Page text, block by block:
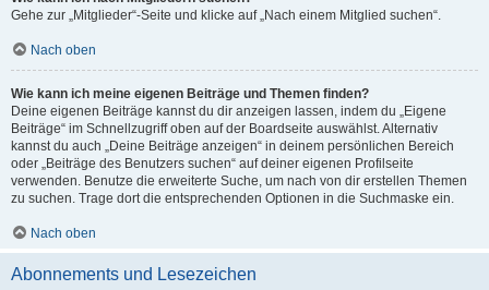
Gehe zur „Mitglieder“-Seite und klicke auf „Nach einem Mitglied suchen“.
Nach oben
Wie kann ich meine eigenen Beiträge und Themen finden?
Deine eigenen Beiträge kannst du dir anzeigen lassen, indem du „Eigene
Beiträge“ im Schnellzugriff oben auf der Boardseite auswählst. Alternativ
kannst du auch „Deine Beiträge anzeigen“ in deinem persönlichen Bereich
oder „Beiträge des Benutzers suchen“ auf deiner eigenen Profilseite
verwenden. Benutze die erweiterte Suche, um nach von dir erstellen Themen
zu suchen. Trage dort die entsprechenden Optionen in die Suchmaske ein.
Nach oben
Abonnements und Lesezeichen